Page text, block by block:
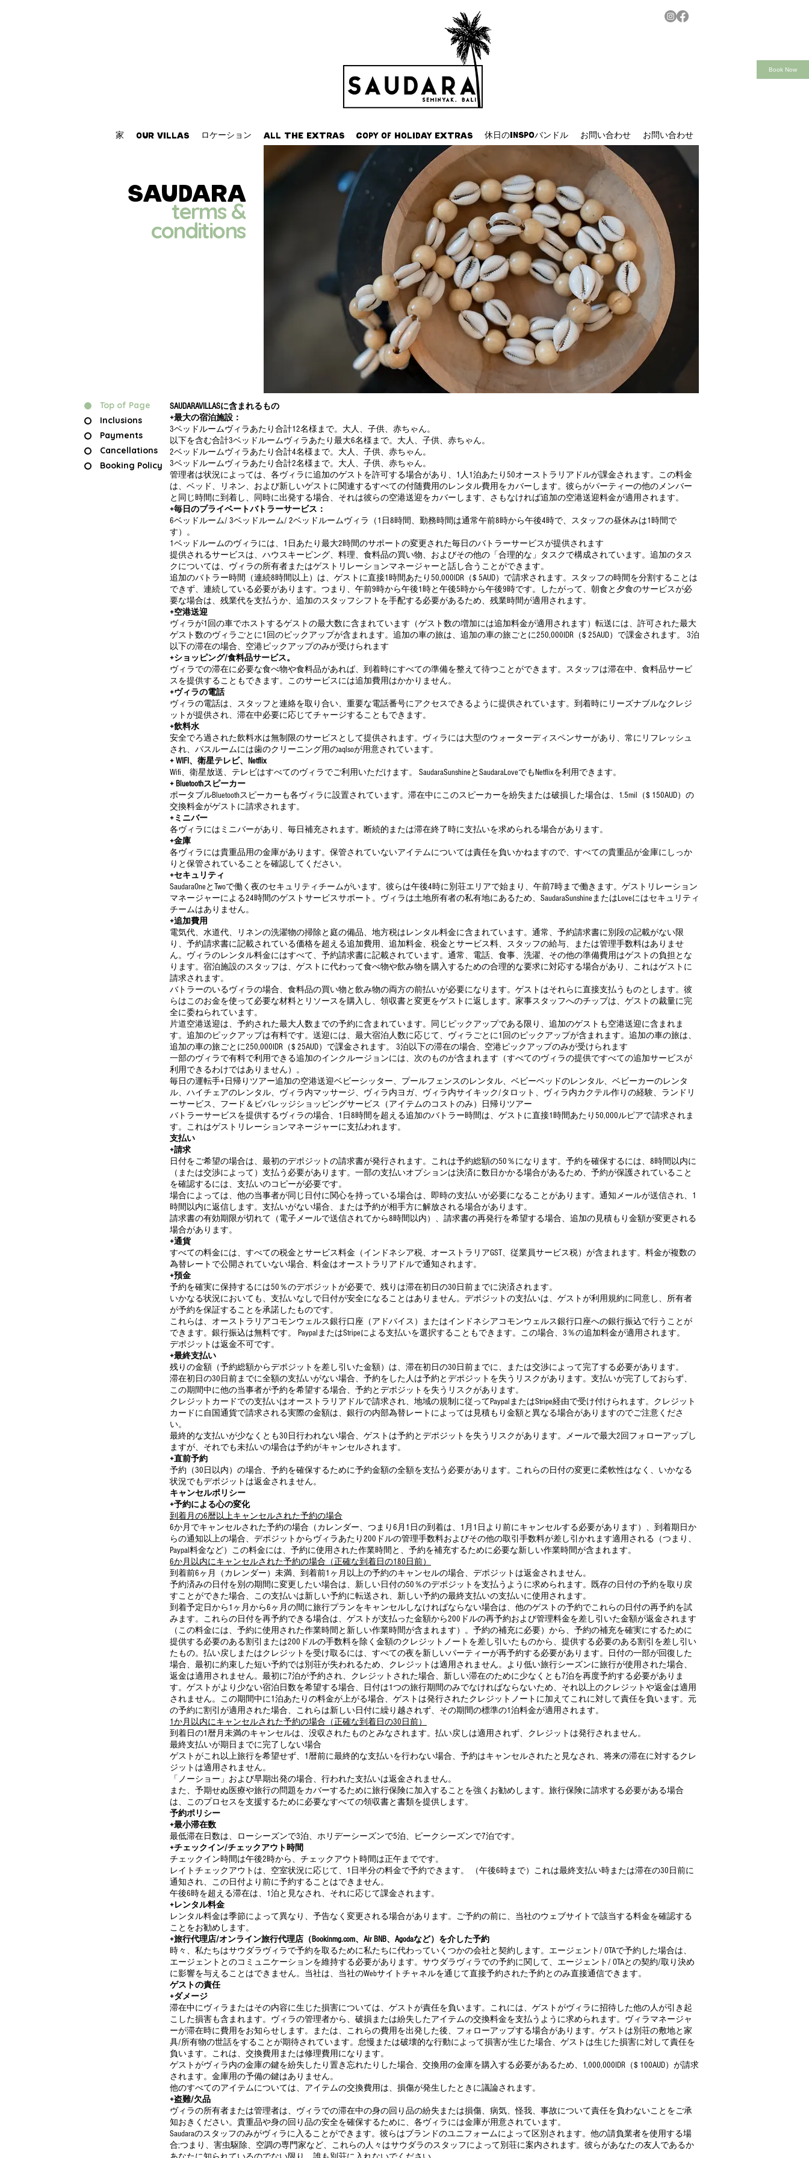
家 Our Villas ロケーション All the Extras Copy of Holiday Extras 休日のinspoバンドル お問い合わせ お問い合わせ
saudara
terms &
conditions
SAUDARAVILLASに含まれるもの
+最大の宿泊施設：
3ベッドルームヴィラあたり合計12名様まで。大人、子供、赤ちゃん。
以下を含む合計3ベッドルームヴィラあたり最大6名様まで。大人、子供、赤ちゃん。
2ベッドルームヴィラあたり合計4名様まで。大人、子供、赤ちゃん。
3ベッドルームヴィラあたり合計2名様まで。大人、子供、赤ちゃん。
管理者は状況によっては、各ヴィラに追加のゲストを許可する場合があり、1人1泊あたり50オーストラリアドルが課金されます。この料金
は、ベッド、リネン、および新しいゲストに関連するすべての付随費用のレンタル費用をカバーします。彼らがパーティーの他のメンバー
と同じ時間に到着し、同時に出発する場合、それは彼らの空港送迎をカバーします、さもなければ追加の空港送迎料金が適用されます。
+毎日のプライベートバトラーサービス：
6ベッドルーム/ 3ベッドルーム/ 2ベッドルームヴィラ（1日8時間、勤務時間は通常午前8時から午後4時で、スタッフの昼休みは1時間で
す）。
1ベッドルームのヴィラには、1日あたり最大2時間のサポートの変更された毎日のバトラーサービスが提供されます
提供されるサービスは、ハウスキーピング、料理、食料品の買い物、およびその他の「合理的な」タスクで構成されています。追加のタス
クについては、ヴィラの所有者またはゲストリレーションマネージャーと話し合うことができます。
追加のバトラー時間（連続8時間以上）は、ゲストに直接1時間あたり50,000IDR（$ 5AUD）で請求されます。スタッフの時間を分割することは
できず、連続している必要があります。つまり、午前9時から午後1時と午後5時から午後9時です。したがって、朝食と夕食のサービスが必
要な場合は、残業代を支払うか、追加のスタッフシフトを手配する必要があるため、残業時間が適用されます。
+空港送迎
ヴィラが1回の車でホストするゲストの最大数に含まれています（ゲスト数の増加には追加料金が適用されます）転送には、許可された最大
ゲスト数のヴィラごとに1回のピックアップが含まれます。追加の車の旅は、追加の車の旅ごとに250,000IDR（$ 25AUD）で課金されます。 3泊
以下の滞在の場合、空港ピックアップのみが受けられます
+ショッピング/食料品サービス。
ヴィラでの滞在に必要な食べ物や食料品があれば、到着時にすべての準備を整えて待つことができます。スタッフは滞在中、食料品サービ
スを提供することもできます。このサービスには追加費用はかかりません。
+ヴィラの電話
ヴィラの電話は、スタッフと連絡を取り合い、重要な電話番号にアクセスできるように提供されています。到着時にリーズナブルなクレジ
ットが提供され、滞在中必要に応じてチャージすることもできます。
+飲料水
安全でろ過された飲料水は無制限のサービスとして提供されます。ヴィラには大型のウォーターディスペンサーがあり、常にリフレッシュ
され、バスルームには歯のクリーニング用のaqlsoが用意されています。
+ WIFI、衛星テレビ、Netflix
Wifi、衛星放送、テレビはすべてのヴィラでご利用いただけます。 SaudaraSunshineとSaudaraLoveでもNetflixを利用できます。
+ Bluetoothスピーカー
ポータブルBluetoothスピーカーも各ヴィラに設置されています。滞在中にこのスピーカーを紛失または破損した場合は、1.5mil（$ 150AUD）の
交換料金がゲストに請求されます。
+ミニバー
各ヴィラにはミニバーがあり、毎日補充されます。断続的または滞在終了時に支払いを求められる場合があります。
+金庫
各ヴィラには貴重品用の金庫があります。保管されていないアイテムについては責任を負いかねますので、すべての貴重品が金庫にしっか
りと保管されていることを確認してください。
+セキュリティ
SaudaraOneとTwoで働く夜のセキュリティチームがいます。彼らは午後4時に別荘エリアで始まり、午前7時まで働きます。ゲストリレーション
マネージャーによる24時間のゲストサービスサポート。ヴィラは土地所有者の私有地にあるため、SaudaraSunshineまたはLoveにはセキュリティ
チームはありません。
+追加費用
電気代、水道代、リネンの洗濯物の掃除と庭の備品、地方税はレンタル料金に含まれています。通常、予約請求書に別段の記載がない限
り、予約請求書に記載されている価格を超える追加費用、追加料金、税金とサービス料、スタッフの給与、または管理手数料はありませ
ん。ヴィラのレンタル料金にはすべて、予約請求書に記載されています。通常、電話、食事、洗濯、その他の準備費用はゲストの負担とな
ります。宿泊施設のスタッフは、ゲストに代わって食べ物や飲み物を購入するための合理的な要求に対応する場合があり、これはゲストに
請求されます。
バトラーのいるヴィラの場合、食料品の買い物と飲み物の両方の前払いが必要になります。ゲストはそれらに直接支払うものとします。彼
らはこのお金を使って必要な材料とリソースを購入し、領収書と変更をゲストに返します。家事スタッフへのチップは、ゲストの裁量に完
全に委ねられています。
片道空港送迎は、予約された最大人数までの予約に含まれています。同じピックアップである限り、追加のゲストも空港送迎に含まれま
す。追加のピックアップは有料です。送迎には、最大宿泊人数に応じて、ヴィラごとに1回のピックアップが含まれます。追加の車の旅は、
追加の車の旅ごとに250,000IDR（$ 25AUD）で課金されます。 3泊以下の滞在の場合、空港ピックアップのみが受けられます
一部のヴィラで有料で利用できる追加のインクルージョンには、次のものが含まれます（すべてのヴィラの提供ですべての追加サービスが
利用できるわけではありません）。
毎日の運転手+日帰りツアー追加の空港送迎ベビーシッター、プールフェンスのレンタル、ベビーベッドのレンタル、ベビーカーのレンタ
ル、ハイチェアのレンタル、ヴィラ内マッサージ、ヴィラ内ヨガ、ヴィラ内サイキック/タロット、ヴィラ内カクテル作りの経験、ランドリ
ーサービス、フード＆ビバレッジショッピングサービス（アイテムのコストのみ）日帰りツアー
バトラーサービスを提供するヴィラの場合、1日8時間を超える追加のバトラー時間は、ゲストに直接1時間あたり50,000ルピアで請求されま
す。これはゲストリレーションマネージャーに支払われます。
支払い
+請求
日付をご希望の場合は、最初のデポジットの請求書が発行されます。これは予約総額の50％になります。予約を確保するには、8時間以内に
（または交渉によって）支払う必要があります。一部の支払いオプションは決済に数日かかる場合があるため、予約が保護されていること
を確認するには、支払いのコピーが必要です。
場合によっては、他の当事者が同じ日付に関心を持っている場合は、即時の支払いが必要になることがあります。通知メールが送信され、1
時間以内に返信します。支払いがない場合、または予約が相手方に解放される場合があります。
請求書の有効期限が切れて（電子メールで送信されてから8時間以内）、請求書の再発行を希望する場合、追加の見積もり金額が変更される
場合があります。
+通貨
すべての料金には、すべての税金とサービス料金（インドネシア税、オーストラリアGST、従業員サービス税）が含まれます。料金が複数の
為替レートで公開されていない場合、料金はオーストラリアドルで通知されます。
+預金
予約を確実に保持するには50％のデポジットが必要で、残りは滞在初日の30日前までに決済されます。
いかなる状況においても、支払いなしで日付が安全になることはありません。デポジットの支払いは、ゲストが利用規約に同意し、所有者
が予約を保証することを承諾したものです。
これらは、オーストラリアコモンウェルス銀行口座（アドバイス）またはインドネシアコモンウェルス銀行口座への銀行振込で行うことが
できます。銀行振込は無料です。 PaypalまたはStripeによる支払いを選択することもできます。この場合、3％の追加料金が適用されます。
デポジットは返金不可です。
+最終支払い
残りの金額（予約総額からデポジットを差し引いた金額）は、滞在初日の30日前までに、または交渉によって完了する必要があります。
滞在初日の30日前までに全額の支払いがない場合、予約をした人は予約とデポジットを失うリスクがあります。支払いが完了しておらず、
この期間中に他の当事者が予約を希望する場合、予約とデポジットを失うリスクがあります。
クレジットカードでの支払いはオーストラリアドルで請求され、地域の規制に従ってPaypalまたはStripe経由で受け付けられます。クレジット
カードに自国通貨で請求される実際の金額は、銀行の内部為替レートによっては見積もり金額と異なる場合がありますのでご注意くださ
い。
最終的な支払いが少なくとも30日行われない場合、ゲストは予約とデポジットを失うリスクがあります。メールで最大2回フォローアップし
ますが、それでも未払いの場合は予約がキャンセルされます。
+直前予約
予約（30日以内）の場合、予約を確保するために予約金額の全額を支払う必要があります。これらの日付の変更に柔軟性はなく、いかなる
状況でもデポジットは返金されません。
キャンセルポリシー
+予約による心の変化
到着月の6暦以上キャンセルされた予約の場合
6か月でキャンセルされた予約の場合（カレンダー、つまり6月1日の到着は、1月1日より前にキャンセルする必要があります）、到着期日か
らの通知以上の場合、デポジットからヴィラあたり200ドルの管理手数料およびその他の取引手数料が差し引かれます適用される（つまり、
Paypal料金など）この料金には、予約に使用された作業時間と、予約を補充するために必要な新しい作業時間が含まれます。
6か月以内にキャンセルされた予約の場合（正確な到着日の180日前）
到着前6ヶ月（カレンダー）未満、到着前1ヶ月以上の予約のキャンセルの場合、デポジットは返金されません。
予約済みの日付を別の期間に変更したい場合は、新しい日付の50％のデポジットを支払うように求められます。既存の日付の予約を取り戻
すことができた場合、この支払いは新しい予約に転送され、新しい予約の最終支払いの支払いに使用されます。
到着予定日から1ヶ月から6ヶ月の間に旅行プランをキャンセルしなければならない場合は、他のゲストの予約でこれらの日付の再予約を試
みます。これらの日付を再予約できる場合は、ゲストが支払った金額から200ドルの再予約および管理料金を差し引いた金額が返金されます
（この料金には、予約に使用された作業時間と新しい作業時間が含まれます）。予約の補充に必要）から、予約の補充を確実にするために
提供する必要のある割引または200ドルの手数料を除く金額のクレジットノートを差し引いたものから、提供する必要のある割引を差し引い
たもの。払い戻しまたはクレジットを受け取るには、すべての夜を新しいパーティーが再予約する必要があります。日付の一部が回復した
場合、最初に約束した短い予約では別荘が失われるため、クレジットは適用されません。より低い旅行シーズンに旅行が使用された場合、
返金は適用されません。最初に7泊が予約され、クレジットされた場合、新しい滞在のために少なくとも7泊を再度予約する必要がありま
す。ゲストがより少ない宿泊日数を希望する場合、日付は1つの旅行期間のみでなければならないため、それ以上のクレジットや返金は適用
されません。この期間中に1泊あたりの料金が上がる場合、ゲストは発行されたクレジットノートに加えてこれに対して責任を負います。元
の予約に割引が適用された場合、これらは新しい日付に繰り越されず、その期間の標準の1泊料金が適用されます。
1か月 以内にキャンセルされた予約の場合 （正確な到着日の30日前）
到着日の1暦月未満のキャンセルは、没収されたものとみなされます。払い戻しは適用されず、クレジットは発行されません。
最終支払いが期日までに完了しない場合
ゲストがこれ以上旅行を希望せず、1暦前に最終的な支払いを行わない場合、予約はキャンセルされたと見なされ、将来の滞在に対するクレ
ジットは適用されません。
「ノーショー」および早期出発の場合、行われた支払いは返金されません。
また、予期せぬ医療や旅行の問題をカバーするために旅行保険に加入することを強くお勧めします。旅行保険に請求する必要がある場合
は、このプロセスを支援するために必要なすべての領収書と書類を提供します。
予約ポリシー
+最小滞在数
最低滞在日数は、ローシーズンで3泊、ホリデーシーズンで5泊、ピークシーズンで7泊です。
+チェックイン/チェックアウト時間
チェックイン時間は午後2時から、チェックアウト時間は正午までです。
レイトチェックアウトは、空室状況に応じて、1日半分の料金で予約できます。 （午後6時まで）これは最終支払い時または滞在の30日前に
通知され、この日付より前に予約することはできません。
午後6時を超える滞在は、1泊と見なされ、それに応じて課金されます。
+レンタル料金
レンタル料金は季節によって異なり、予告なく変更される場合があります。ご予約の前に、当社のウェブサイトで該当する料金を確認する
ことをお勧めします。
+旅行代理店/オンライン旅行代理店（Bookinmg.com、Air BNB、Agodaなど）を介した予約
時々、私たちはサウダラヴィラで予約を取るために私たちに代わっていくつかの会社と契約します。エージェント/ OTAで予約した場合は、
エージェントとのコミュニケーションを維持する必要があります。サウダラヴィラでの予約に関して、エージェント/ OTAとの契約/取り決め
に影響を与えることはできません。当社は、当社のWebサイトチャネルを通じて直接予約された予約とのみ直接通信できます。
ゲストの責任
+ダメージ
滞在中にヴィラまたはその内容に生じた損害については、ゲストが責任を負います。これには、ゲストがヴィラに招待した他の人が引き起
こした損害も含まれます。ヴィラの管理者から、破損または紛失したアイテムの交換料金を支払うように求められます。ヴィラマネージャ
ーが滞在時に費用をお知らせします。または、これらの費用を出発した後、フォローアップする場合があります。ゲストは別荘の敷地と家
具/所有物の世話をすることが期待されています。怠慢または破壊的な行動によって損害が生じた場合、ゲストは生じた損害に対して責任を
負います。これは、交換費用または修理費用になります。
ゲストがヴィラ内の金庫の鍵を紛失したり置き忘れたりした場合、交換用の金庫を購入する必要があるため、1,000,000IDR（$ 100AUD）が請求
されます。金庫用の予備の鍵はありません。
他のすべてのアイテムについては、アイテムの交換費用は、損傷が発生したときに議論されます。
+盗難/欠品
ヴィラの所有者または管理者は、ヴィラでの滞在中の身の回り品の紛失または損傷、病気、怪我、事故について責任を負わないことをご承
知おきください。貴重品や身の回り品の安全を確保するために、各ヴィラには金庫が用意されています。
Saudaraのスタッフのみがヴィラに入ることができます。彼らはブランドのユニフォームによって区別されます。他の請負業者を使用する場
合;つまり、害虫駆除、空調の専門家など、これらの人々はサウダラのスタッフによって別荘に案内されます。彼らがあなたの友人であるか
Top of Page
Inclusions
Payments
Cancellations
Booking Policy
Book Now